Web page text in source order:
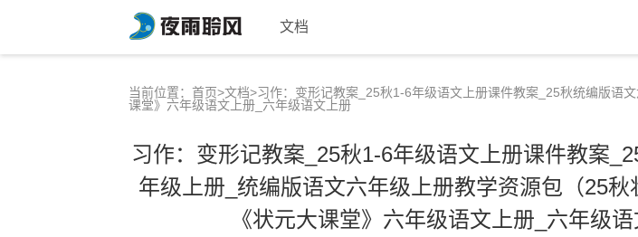
文档
当前位置： 首页>文档>习作：变形记教案_25秋1-6年级语文上册课件教案_25秋统编版语
课堂》六年级语文上册_六年级语文上册
习作：变形记教案_25秋1-6年级语文上册课件教案
年级上册_统编版语文六年级上册教学资源包（25秋
《状元大课堂》六年级语文上册_六年级